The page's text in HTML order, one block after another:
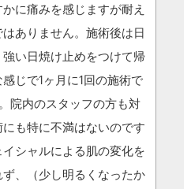
に痛みを感じますが耐え
ありません。施術後は日
い日焼け止めをつけて帰
じで1ヶ月に1回の施術で
院内のスタッフの方も対
も特に不満はないのです
シャルによる肌の変化を
、（少し明るくなったか